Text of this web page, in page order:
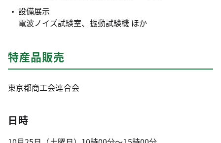
設備展示
電波ノイズ試験室、振動試験機 ほか
特産品販売
東京都商工会連合会
日時